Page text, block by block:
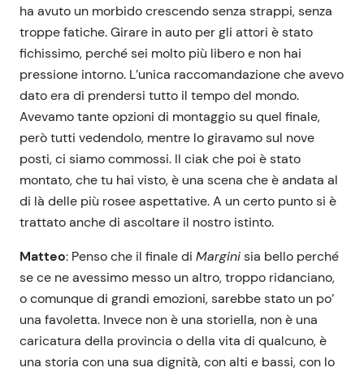
ha avuto un morbido crescendo senza strappi, senza
troppe fatiche. Girare in auto per gli attori è stato
fichissimo, perché sei molto più libero e non hai
pressione intorno. L’unica raccomandazione che avevo
dato era di prendersi tutto il tempo del mondo.
Avevamo tante opzioni di montaggio su quel finale,
però tutti vedendolo, mentre lo giravamo sul nove
posti, ci siamo commossi. Il ciak che poi è stato
montato, che tu hai visto, è una scena che è andata al
di là delle più rosee aspettative. A un certo punto si è
trattato anche di ascoltare il nostro istinto.
Matteo: Penso che il finale di Marginisia bello perché
se ce ne avessimo messo un altro, troppo ridanciano,
o comunque di grandi emozioni, sarebbe stato un po’
una favoletta. Invece non è una storiella, non è una
caricatura della provincia o della vita di qualcuno, è
una storia con una sua dignità, con alti e bassi, con lo